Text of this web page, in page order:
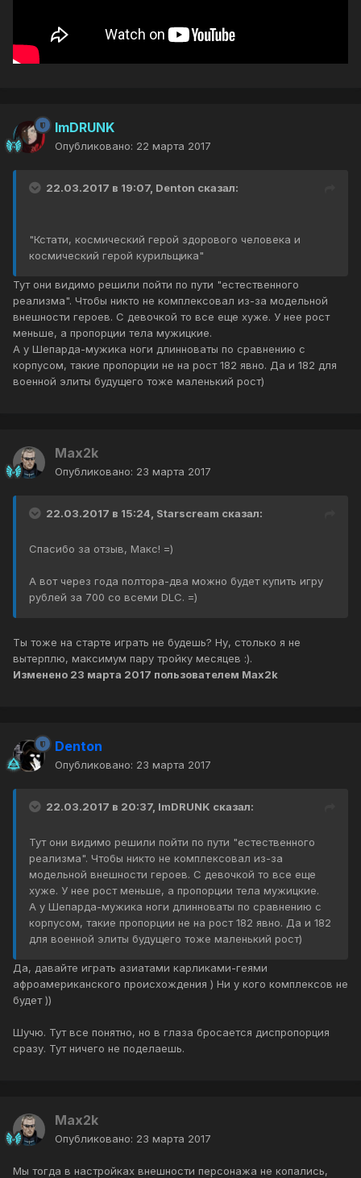
ImDRUNK
Опубликовано: 22 марта 2017
22.03.2017 в 19:07, Denton сказал:
"Кстати, космический герой здорового человека и
космический герой курильщика"
Тут они видимо решили пойти по пути "естественного
реализма". Чтобы никто не комплексовал из-за модельной
внешности героев. С девочкой то все еще хуже. У нее рост
меньше, а пропорции тела мужицкие.
А у Шепарда-мужика ноги длинноваты по сравнению с
корпусом, такие пропорции не на рост 182 явно. Да и 182 для
военной элиты будущего тоже маленький рост)
Max2k
Опубликовано: 23 марта 2017
22.03.2017 в 15:24, Starscream сказал:
Спасибо за отзыв, Макс! =)
А вот через года полтора-два можно будет купить игру
рублей за 700 со всеми DLC. =)
Ты тоже на старте играть не будешь? Ну, столько я не
вытерплю, максимум пару тройку месяцев :).
Изменено 23 марта 2017 пользователем Max2k
Denton
Опубликовано: 23 марта 2017
22.03.2017 в 20:37, ImDRUNK сказал:
Тут они видимо решили пойти по пути "естественного
реализма". Чтобы никто не комплексовал из-за
модельной внешности героев. С девочкой то все еще
хуже. У нее рост меньше, а пропорции тела мужицкие.
А у Шепарда-мужика ноги длинноваты по сравнению с
корпусом, такие пропорции не на рост 182 явно. Да и 182
для военной элиты будущего тоже маленький рост)
Да, давайте играть азиатами карликами-геями
афроамериканского происхождения ) Ни у кого комплексов не
будет ))
Шучю. Тут все понятно, но в глаза бросается диспропорция
сразу. Тут ничего не поделаешь.
Max2k
Опубликовано: 23 марта 2017
Мы тогда в настройках внешности персонажа не копались,